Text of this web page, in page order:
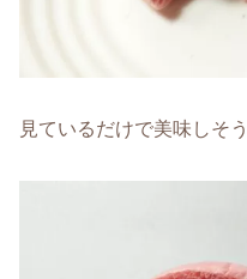
見ているだけで美味しそう